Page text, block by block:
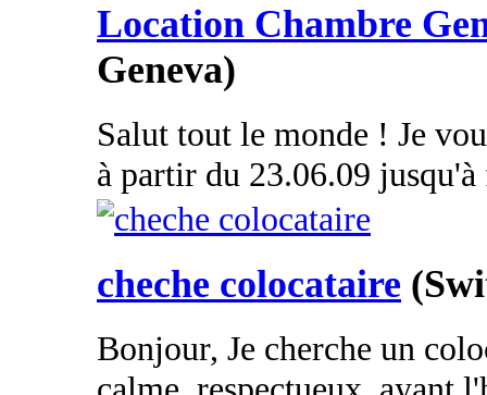
Location Chambre
Geneva)
Salut tout le monde ! Je
à partir du 23.06.09
cheche colocataire
Bonjour, Je cherche un